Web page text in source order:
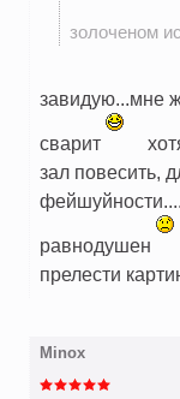
золоченом
завидую...мне
сварит
зал повесить,
равнодушен
прелести
Minox